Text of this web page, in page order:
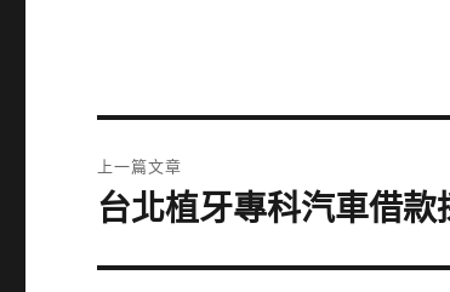
章
上一篇文章
上
篇
台北植牙專科汽車借